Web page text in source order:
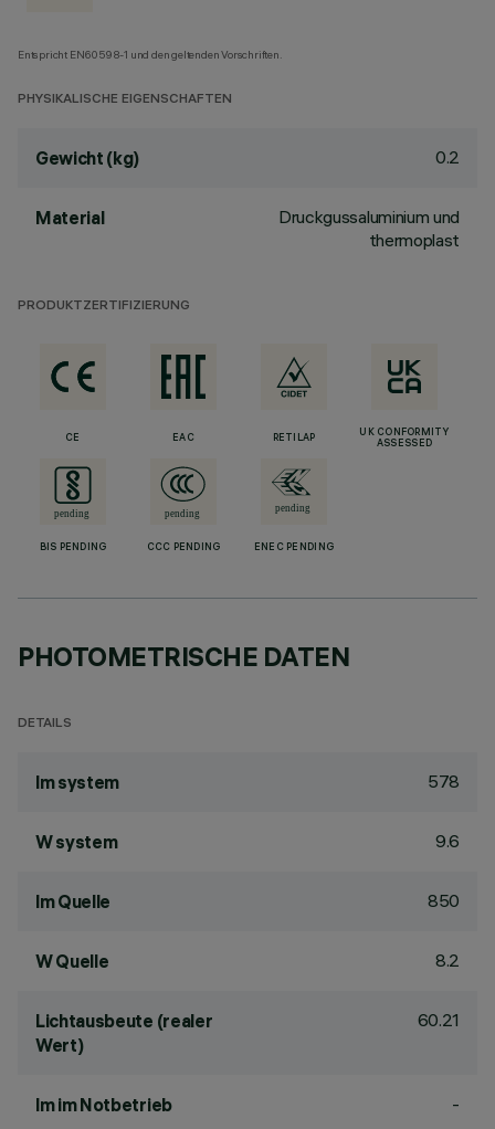
Entspricht EN60598-1 und den geltenden Vorschriften.
PHYSIKALISCHE EIGENSCHAFTEN
Gewicht (kg) 0.2
Material
Druckgussaluminium und
thermoplast
PRODUKTZERTIFIZIERUNG
CE EAC RETILAP
UK CONFORMITY
ASSESSED
BIS PENDING CCC PENDING ENEC PENDING
PHOTOMETRISCHE DATEN
DETAILS
lm system 578
W system 9.6
lm Quelle 850
W Quelle 8.2
Lichtausbeute (realer
Wert)
60.21
lm im Notbetrieb -